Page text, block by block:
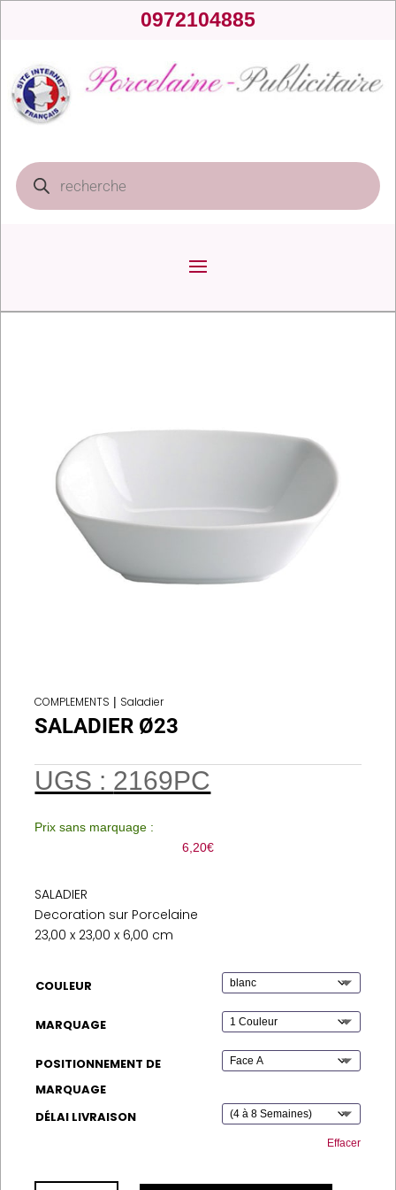
0972104885
Recherche
de
produits
COMPLEMENTS | Saladier
SALADIER Ø23
UGS : 2169PC
Prix sans marquage :
6,20€
SALADIER
Decoration sur Porcelaine
23,00 x 23,00 x 6,00 cm
COULEUR
MARQUAGE
POSITIONNEMENT DE
MARQUAGE
DÉLAI LIVRAISON
Effacer